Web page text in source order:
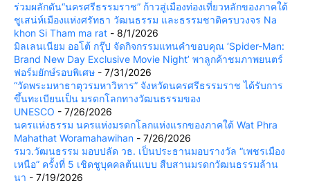
ร่วมผลักดัน“นครศรีธรรมราช” ก้าวสู่เมืองท่องเที่ยวหลักของภาคใต้
ชูเสน่ห์เมืองแห่งศรัทธา วัฒนธรรม และธรรมชาติครบวงจร Na
khon Si Tham ma rat - 8/1/2026
มิลเลนเนียม ออโต้ กรุ๊ป จัดกิจกรรมแทนคำขอบคุณ ‘Spider-Man:
Brand New Day Exclusive Movie Night’ พาลูกค้าชมภาพยนตร์
ฟอร์มยักษ์รอบพิเศษ - 7/31/2026
“วัดพระมหาธาตุวรมหาวิหาร” จังหวัดนครศรีธรรมราช ได้รับการ
ขึ้นทะเบียนเป็น มรดกโลกทางวัฒนธรรมของ
UNESCO - 7/26/2026
นครแห่งธรรม นครแห่งมรดกโลกแห่งแรกของภาคใต้ Wat Phra
Mahathat Woramahawihan - 7/26/2026
รมว.วัฒนธรรม มอบปลัด วธ. เป็นประธานมอบรางวัล “เพชรเมือง
เหนือ” ครั้งที่ 5 เชิดชูบุคคลต้นแบบ สืบสานมรดกวัฒนธรรมล้าน
นา - 7/19/2026